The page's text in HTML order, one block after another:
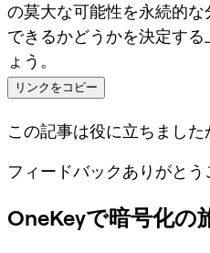
の莫大な可能性を永続的
できるかどうかを決定す
ょう。
リンクをコピー
この記事は役に立ちました
フィードバックありがとう
OneKeyで暗号化の